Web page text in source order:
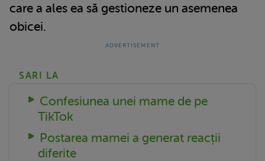
care a ales ea să gestioneze un asemenea
obicei.
SARI LA
Confesiunea unei mame de pe
TikTok
Postarea mamei a generat reacții
diferite